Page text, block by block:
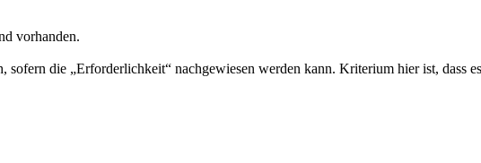
vorhanden.
die „Erforderlichkeit“ nachgewiesen werden kann. Kriterium hier ist, dass